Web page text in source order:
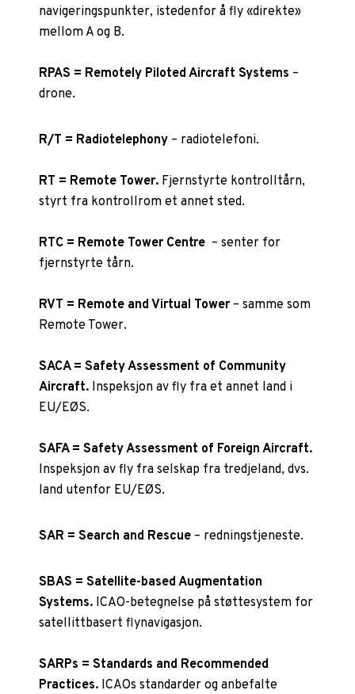
navigeringspunkter, istedenfor å fly «direkte»
mellom A og B.
RPAS = Remotely Piloted Aircraft Systems –
drone.
R/T = Radiotelephony – radiotelefoni.
RT = Remote Tower. Fjernstyrte kontrolltårn,
styrt fra kontrollrom et annet sted.
RTC = Remote Tower Centre – senter for
fjernstyrte tårn.
RVT = Remote and Virtual Tower – samme som
Remote Tower.
SACA = Safety Assessment of Community
Aircraft. Inspeksjon av fly fra et annet land i
EU/EØS.
SAFA = Safety Assessment of Foreign Aircraft.
Inspeksjon av fly fra selskap fra tredjeland, dvs.
land utenfor EU/EØS.
SAR = Search and Rescue – redningstjeneste.
SBAS = Satellite-based Augmentation
Systems. ICAO-betegnelse på støttesystem for
satellittbasert flynavigasjon.
SARPs = Standards and Recommended
Practices. ICAOs standarder og anbefalte